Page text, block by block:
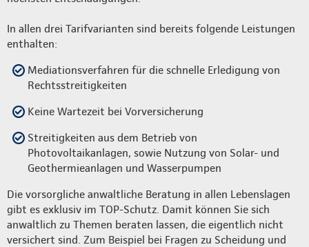
In allen drei Tarifvarianten sind bereits folgende Leistungen
enthalten:
Mediationsverfahren für die schnelle Erledigung von
Rechtsstreitigkeiten
Keine Wartezeit bei Vorversicherung
Streitigkeiten aus dem Betrieb von
Photovoltaikanlagen, sowie Nutzung von Solar- und
Geothermieanlagen und Wasserpumpen
Die vorsorgliche anwaltliche Beratung in allen Lebenslagen
gibt es exklusiv im TOP-Schutz. Damit können Sie sich
anwaltlich zu Themen beraten lassen, die eigentlich nicht
versichert sind. Zum Beispiel bei Fragen zu Scheidung und